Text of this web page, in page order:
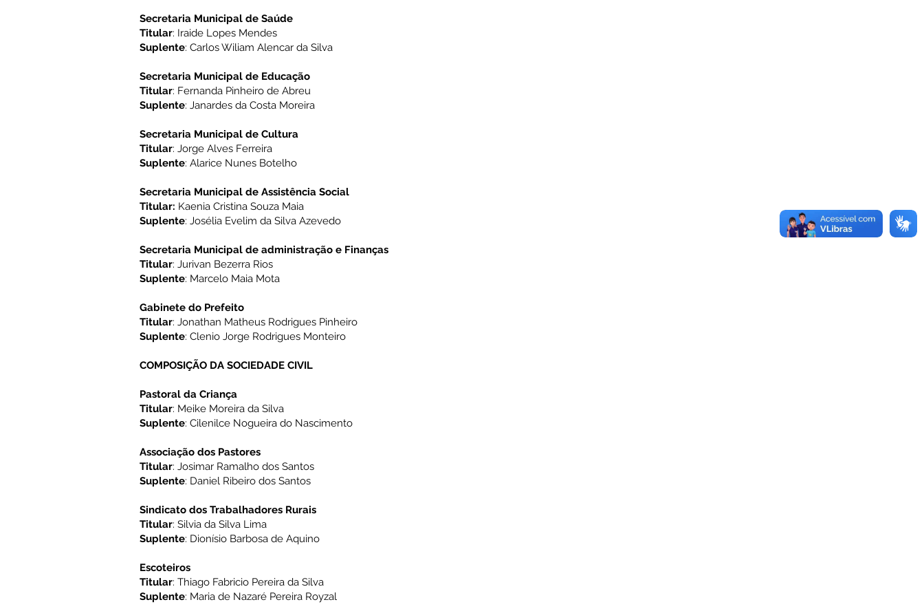
Secretaria Municipal de Saúde
Titular: Iraide Lopes Mendes
Suplente: Carlos Wiliam Alencar da Silva
Secretaria Municipal de Educação
Titular: Fernanda Pinheiro de Abreu
Suplente: Janardes da Costa Moreira
Secretaria Municipal de Cultura
Titular: Jorge Alves Ferreira
Suplente: Alarice Nunes Botelho
Secretaria Municipal de Assistência Social
Titular: Kaenia Cristina Souza Maia
Suplente: Josélia Evelim da Silva Azevedo
Secretaria Municipal de administração e Finanças
Titular: Jurivan Bezerra Rios
Suplente: Marcelo Maia Mota
Gabinete do Prefeito
Titular: Jonathan Matheus Rodrigues Pinheiro
Suplente: Clenio Jorge Rodrigues Monteiro
COMPOSIÇÃO DA SOCIEDADE CIVIL
Pastoral da Criança
Titular: Meike Moreira da Silva
Suplente: Cilenilce Nogueira do Nascimento
Associação dos Pastores
Titular: Josimar Ramalho dos Santos
Suplente: Daniel Ribeiro dos Santos
Sindicato dos Trabalhadores Rurais
Titular: Silvia da Silva Lima
Suplente: Dionísio Barbosa de Aquino
Escoteiros
Titular: Thiago Fabricio Pereira da Silva
Suplente: Maria de Nazaré Pereira Royzal